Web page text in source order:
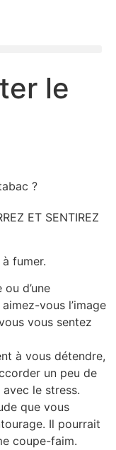
le
ET SENTIREZ
fumer.
d’une
vous l’image
vous sentez
à vous détendre,
un peu de
le stress.
que vous
Il pourrait
coupe-faim.